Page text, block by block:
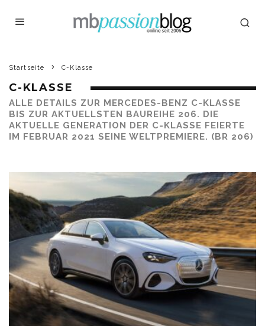
Startseite C-Klasse
C-KLASSE
ALLE DETAILS ZUR MERCEDES-BENZ C-KLASSE
BIS ZUR AKTUELLSTEN BAUREIHE 206. DIE
AKTUELLE GENERATION DER C-KLASSE FEIERTE
IM FEBRUAR 2021 SEINE WELTPREMIERE. (BR 206)